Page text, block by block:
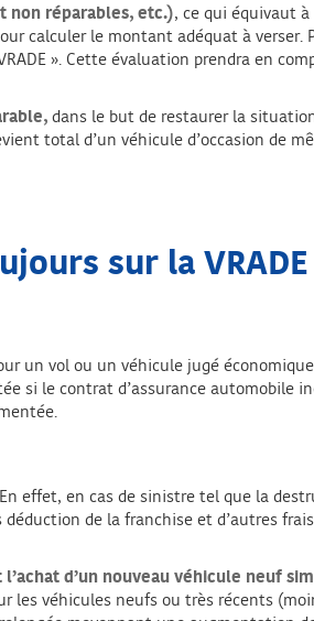
non réparables, etc.), ce qui équivaut
calculer le montant adéquat à verser.
». Cette évaluation prendra en
dans le but de restaurer la
total d’un véhicule d’occasion de
sur la VRADE
un vol ou un véhicule jugé
si le contrat d’assurance automobile
En effet, en cas de sinistre tel que la
de la franchise et d’autres
d’un nouveau véhicule neuf
véhicules neufs ou très récents